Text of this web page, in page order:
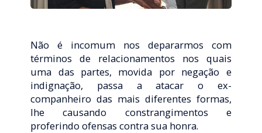
Não é incomum nos depararmos com
términos de relacionamentos nos quais
uma das partes, movida por negação e
indignação, passa a atacar o ex-
companheiro das mais diferentes formas,
lhe causando constrangimentos e
proferindo ofensas contra sua honra.